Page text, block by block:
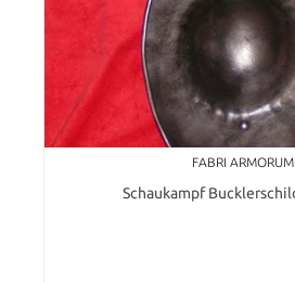
FABRI ARMORUM
Schaukampf